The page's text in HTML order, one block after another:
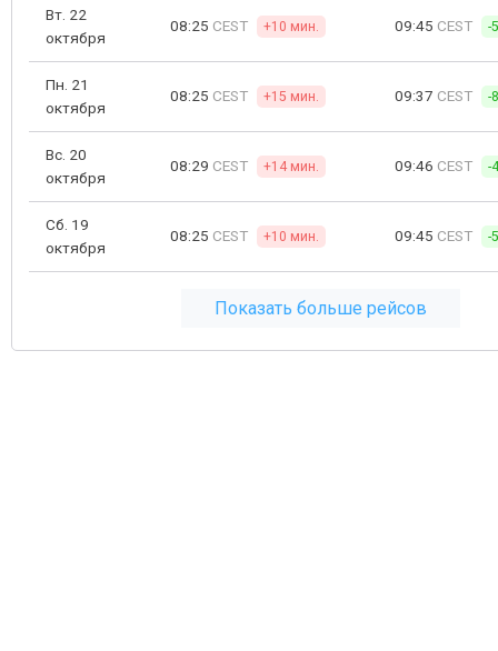
Вт. 22
октября
08:25 CEST +10 мин. 09:45 CEST -
Пн. 21
октября
08:25 CEST +15 мин. 09:37 CEST -
Вс. 20
октября
08:29 CEST +14 мин. 09:46 CEST -
Сб. 19
октября
08:25 CEST +10 мин. 09:45 CEST -
Показать больше рейсов